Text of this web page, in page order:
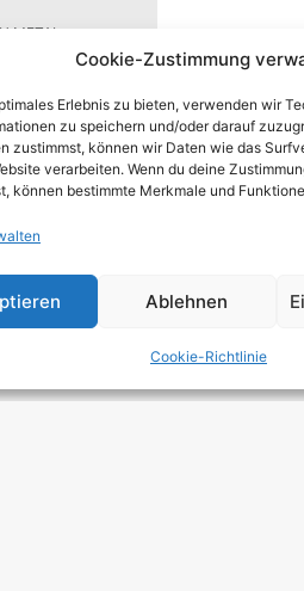
Cookie-Zustimmung
Erlebnis zu bieten, verwenden wir
zu speichern und/oder darauf
zustimmst, können wir Daten wie das
verarbeiten. Wenn du deine
können bestimmte Merkmale und
Ablehnen
Cookie-Richtlinie
METAL
ROCK